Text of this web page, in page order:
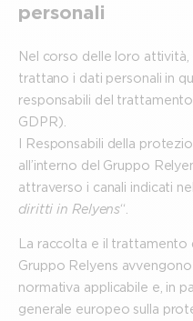
personali
Nel corso delle loro
trattano i dati personali in
responsabili del
GDPR).
I Responsabili della
all’interno del Gruppo
attraverso i canali indicati
diritti in Relyens“.
La raccolta e il
Gruppo Relyens
normativa applicabile e, in
generale europeo sulla